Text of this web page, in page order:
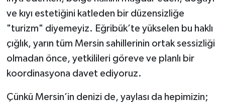
ve kıyı estetiğini katleden bir düzensizliğe
"turizm" diyemeyiz. Eğribük’te yükselen bu haklı
çığlık, yarın tüm Mersin sahillerinin ortak sessizliği
olmadan önce, yetkilileri göreve ve planlı bir
koordinasyona davet ediyoruz.
Çünkü Mersin’in denizi de, yaylası da hepimizin;